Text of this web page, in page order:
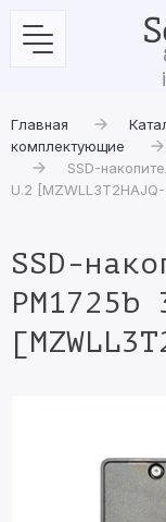
Главная
комплектующие
SSD-
U.2
SSD-